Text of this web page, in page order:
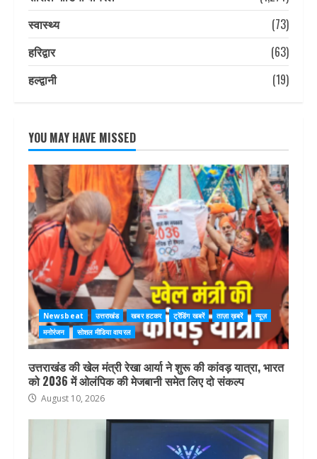
स्वास्थ्य
(73)
हरिद्वार
(63)
हल्द्वानी
(19)
YOU MAY HAVE MISSED
Newsbeat उत्तराखंड खबर हटकर ट्रेंडिंग खबरें ताज़ा ख़बरें
न्यूज़
मनोरंजन
सोशल मीडिया वायरल
उत्तराखंड की खेल मंत्री रेखा आर्या ने शुरू की कांवड़ यात्रा, भारत
को 2036 में ओलंपिक की मेजबानी समेत लिए दो संकल्प
August 10, 2026